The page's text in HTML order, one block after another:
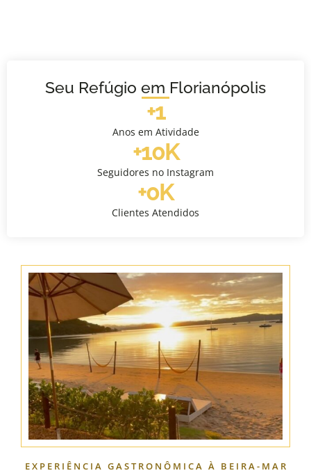
Seu Refúgio em Florianópolis
Anos em Atividade
+1
Seguidores no Instagram
+10K
Clientes Atendidos
+0K
EXPERIÊNCIA GASTRONÔMICA À BEIRA-MAR